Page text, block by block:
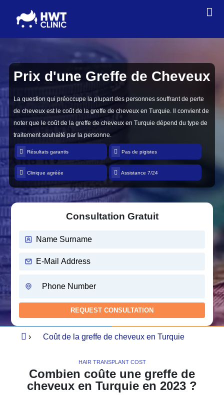
Prix d'une Greffe de Cheveux
La question qui préoccupe la plupart des personnes souffrant de perte
de cheveux est le coût de la greffe de cheveux en Turquie. Il convient de
noter que le coût de la greffe de cheveux en Turquie dépend du type de
traitement souhaité par la personne.
Résultats garantis Pas de pigistes
Clinique agréée Assistance 7/24
Consultation Gratuit
› Coût de la greffe de cheveux en Turquie
HAIR TRANSPLANT COST
Combien coûte une greffe de
cheveux en Turquie en 2023 ?